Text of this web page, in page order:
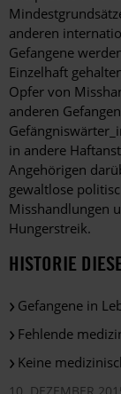
anderen
Gefangene
Einzelhaft
Opfer von
anderen
in andere
Angehörigen
gewaltlose
Misshandlungen
Hungerstreik.
HISTORIE
Gefangene in
Fehlende
Keine